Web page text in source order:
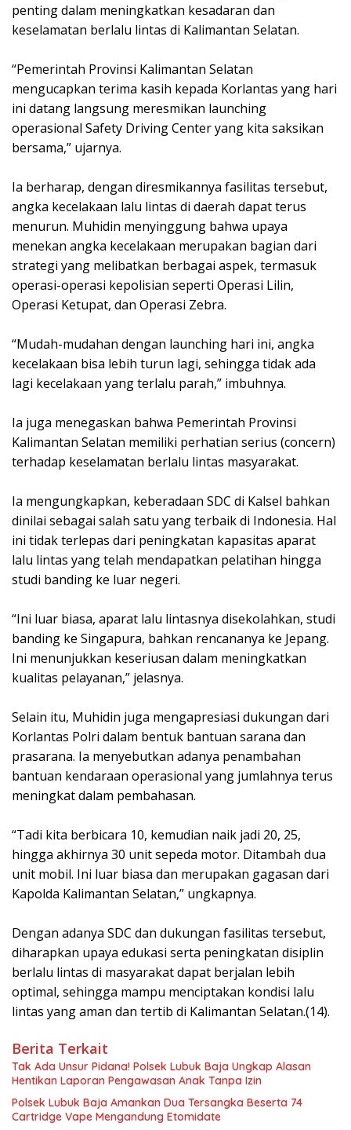
penting dalam meningkatkan kesadaran dan
keselamatan berlalu lintas di Kalimantan Selatan.
“Pemerintah Provinsi Kalimantan Selatan
mengucapkan terima kasih kepada Korlantas yang hari
ini datang langsung meresmikan launching
operasional Safety Driving Center yang kita saksikan
bersama,” ujarnya.
Ia berharap, dengan diresmikannya fasilitas tersebut,
angka kecelakaan lalu lintas di daerah dapat terus
menurun. Muhidin menyinggung bahwa upaya
menekan angka kecelakaan merupakan bagian dari
strategi yang melibatkan berbagai aspek, termasuk
operasi-operasi kepolisian seperti Operasi Lilin,
Operasi Ketupat, dan Operasi Zebra.
“Mudah-mudahan dengan launching hari ini, angka
kecelakaan bisa lebih turun lagi, sehingga tidak ada
lagi kecelakaan yang terlalu parah,” imbuhnya.
Ia juga menegaskan bahwa Pemerintah Provinsi
Kalimantan Selatan memiliki perhatian serius (concern)
terhadap keselamatan berlalu lintas masyarakat.
Ia mengungkapkan, keberadaan SDC di Kalsel bahkan
dinilai sebagai salah satu yang terbaik di Indonesia. Hal
ini tidak terlepas dari peningkatan kapasitas aparat
lalu lintas yang telah mendapatkan pelatihan hingga
studi banding ke luar negeri.
“Ini luar biasa, aparat lalu lintasnya disekolahkan, studi
banding ke Singapura, bahkan rencananya ke Jepang.
Ini menunjukkan keseriusan dalam meningkatkan
kualitas pelayanan,” jelasnya.
Selain itu, Muhidin juga mengapresiasi dukungan dari
Korlantas Polri dalam bentuk bantuan sarana dan
prasarana. Ia menyebutkan adanya penambahan
bantuan kendaraan operasional yang jumlahnya terus
meningkat dalam pembahasan.
“Tadi kita berbicara 10, kemudian naik jadi 20, 25,
hingga akhirnya 30 unit sepeda motor. Ditambah dua
unit mobil. Ini luar biasa dan merupakan gagasan dari
Kapolda Kalimantan Selatan,” ungkapnya.
Dengan adanya SDC dan dukungan fasilitas tersebut,
diharapkan upaya edukasi serta peningkatan disiplin
berlalu lintas di masyarakat dapat berjalan lebih
optimal, sehingga mampu menciptakan kondisi lalu
lintas yang aman dan tertib di Kalimantan Selatan.(14).
Berita Terkait
Tak Ada Unsur Pidana! Polsek Lubuk Baja Ungkap Alasan
Hentikan Laporan Pengawasan Anak Tanpa Izin
Polsek Lubuk Baja Amankan Dua Tersangka Beserta 74
Cartridge Vape Mengandung Etomidate